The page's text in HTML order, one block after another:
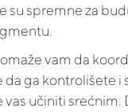
su spremne za
vam da
ga kontrolišete i
učiniti